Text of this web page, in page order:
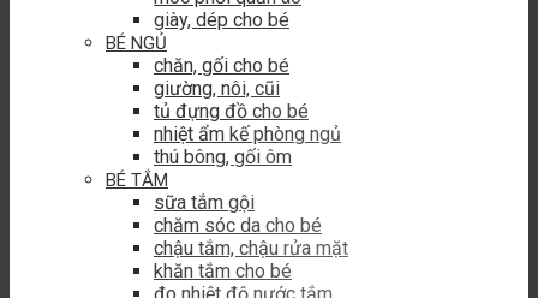
giày, dép cho bé
BÉ NGỦ
chăn, gối cho bé
giường, nôi, cũi
tủ đựng đồ cho bé
nhiệt ẩm kế phòng ngủ
thú bông, gối ôm
BÉ TẮM
sữa tắm gội
chăm sóc da cho bé
chậu tắm, chậu rửa mặt
khăn tắm cho bé